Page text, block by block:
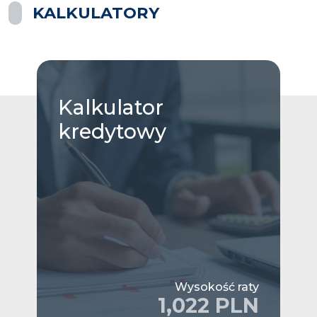
KALKULATORY
Kalkulator
kredytowy
Wysokość raty
1,022 PLN